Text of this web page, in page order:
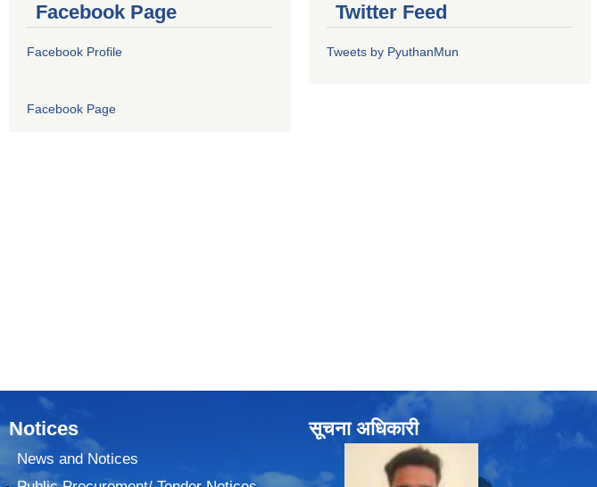
Facebook Page
Facebook Profile
Facebook Page
Twitter Feed
Tweets by PyuthanMun
Notices
News and Notices
सूचना अधिकारी